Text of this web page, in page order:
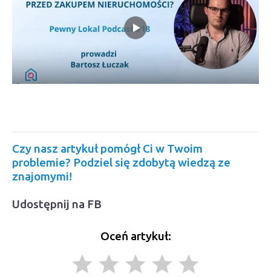
Czy nasz artykuł pomógł Ci w Twoim
problemie? Podziel się zdobytą wiedzą ze
znajomymi!
Udostępnij na FB
Oceń artykuł:
grade grade grade grade grade